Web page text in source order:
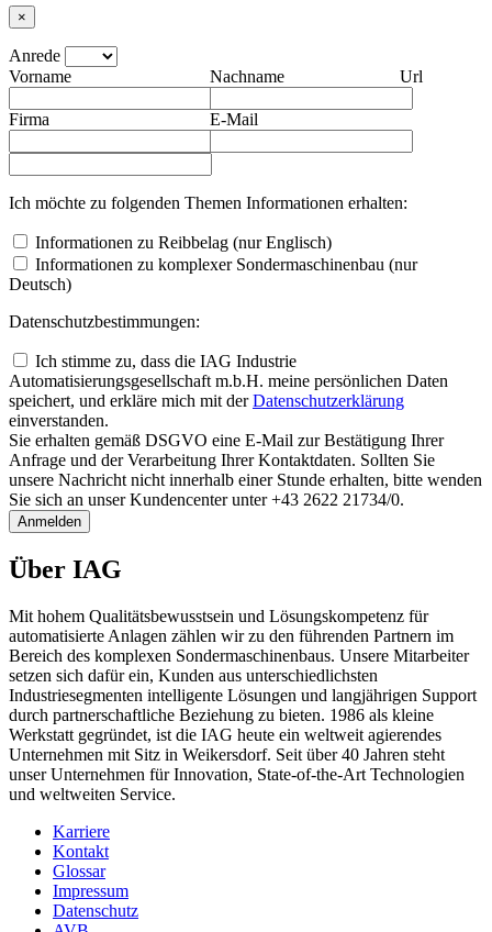
×
Anrede
Vorname
Nachname
Firma E-Mail
Url
Ich möchte zu folgenden Themen Informationen erhalten:
Informationen zu Reibbelag (nur Englisch)
Informationen zu komplexer Sondermaschinenbau (nur
Deutsch)
Datenschutzbestimmungen:
Ich stimme zu, dass die IAG Industrie
Automatisierungsgesellschaft m.b.H. meine persönlichen Daten
speichert, und erkläre mich mit derDaten­schutz­erklärung
einverstanden.
Sie erhalten gemäß DSGVO eine E-Mail zur Bestätigung Ihrer
Anfrage und der Verarbeitung Ihrer Kontaktdaten. Sollten Sie
unsere Nachricht nicht innerhalb einer Stunde erhalten, bitte wenden
Sie sich an unser Kundencenter unter +43 2622 21734/0.
Anmelden
Über IAG
Mit hohem Qualitätsbewusstsein und Lösungskompetenz für
automatisierte Anlagen zählen wir zu den führenden Partnern im
Bereich des komplexen Sondermaschinenbaus. Unsere Mitarbeiter
setzen sich dafür ein, Kunden aus unterschiedlichsten
Industriesegmenten intelligente Lösungen und langjährigen Support
durch partnerschaftliche Beziehung zu bieten. 1986 als kleine
Werkstatt gegründet, ist die IAG heute ein weltweit agierendes
Unternehmen mit Sitz in Weikersdorf. Seit über 40 Jahren steht
unser Unternehmen für Innovation, State-of-the-Art Technologien
und weltweiten Service.
Karriere
Kontakt
Glossar
Impressum
Datenschutz